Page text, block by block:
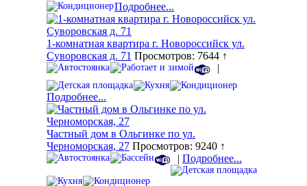
Подробнее...
1-комнатная квартира г. Новороссийск ул.
Суворовская д. 71 Просмотров: 7644 ↑
|
Подробнее...
Частный дом в Ольгинке по ул.
Черноморская, 27 Просмотров: 9240 ↑
| Подробнее...